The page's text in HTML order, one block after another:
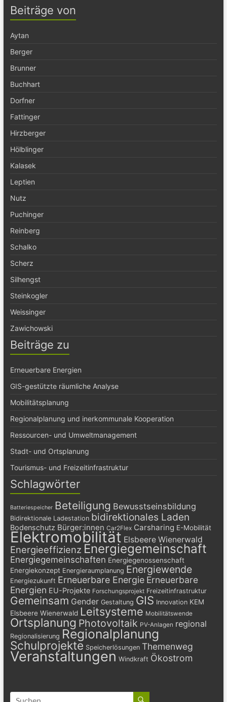
Beiträge von
Aytan
Berger
Brunner
Buchhart
Dorfner
Fattinger
Hirzberger
Hölblinger
Kalasek
Leptien
Nutz
Puchinger
Reinberg
Schalko
Scherz
Silhengst
Steinkogler
Weissinger
Zawichowski
Beiträge zu
Erneuerbare Energien
GIS-gestützte räumliche Analyse
Mobilitätsplanung
Regionalplanung und inerkommunale Kooperation
Ressourcen- und Umweltmanagement
Stadt- und Ortsplanung
Tourismus- und Freizeitinfrastruktur
Schlagwörter
Batteriespeicher Beteiligung Bewusstseinsbildung
Bidirektionale Ladestation bidirektionales Laden
Bodenschutz Bürger:innen Car2Flex Carsharing E-Mobilität
Elektromobilität Elsbeere Wienerwald
Energieeffizienz Energiegemeinschaft
Energiegemeinschaften Energiegenossenschaft
Energiekonzept Energieraumplanung Energiewende
Energiezukunft Erneuerbare Energie Erneuerbare
Energien EU-Projekte Forschungsprojekt Freizeitinfrastruktur
Gemeinsam Gender Gestaltung GIS Innovation KEM
Elsbeere Wienerwald Leitsysteme Mobilitätswende
Ortsplanung Photovoltaik PV-Anlagen regional
Regionalisierung Regionalplanung
Schulprojekte Speicherlösungen Themenweg
Veranstaltungen Windkraft Ökostrom